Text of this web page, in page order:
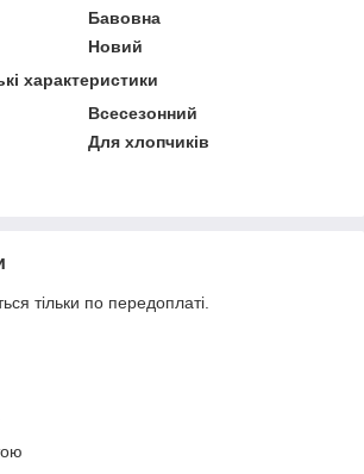
Бавовна
Новий
характеристики
Всесезонний
Для хлопчиків
тільки по передоплаті.